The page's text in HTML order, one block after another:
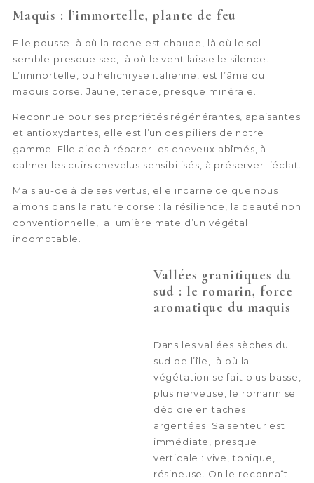
Maquis : l’immortelle, plante de feu
Elle pousse là où la roche est chaude, là où le sol
semble presque sec, là où le vent laisse le silence.
L’immortelle, ou helichryse italienne, est l’âme du
maquis corse. Jaune, tenace, presque minérale.
Reconnue pour ses propriétés régénérantes, apaisantes
et antioxydantes, elle est l’un des piliers de notre
gamme. Elle aide à réparer les cheveux abîmés, à
calmer les cuirs chevelus sensibilisés, à préserver l’éclat.
Mais au-delà de ses vertus, elle incarne ce que nous
aimons dans la nature corse : la résilience, la beauté non
conventionnelle, la lumière mate d’un végétal
indomptable.
Vallées granitiques du
sud : le romarin, force
aromatique du maquis
Dans les vallées sèches du
sud de l’île, là où la
végétation se fait plus basse,
plus nerveuse, le romarin se
déploie en taches
argentées. Sa senteur est
immédiate, presque
verticale : vive, tonique,
résineuse. On le reconnaît